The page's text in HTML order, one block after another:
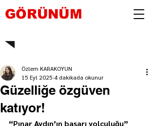
GÖRÜNÜM
Güzelliğe özgüven
katıyor!
Özlem KARAKOYUN
15 Eyl 2025 4 dakikada okunur
“Pınar Aydın’ın başarı yolculuğu”